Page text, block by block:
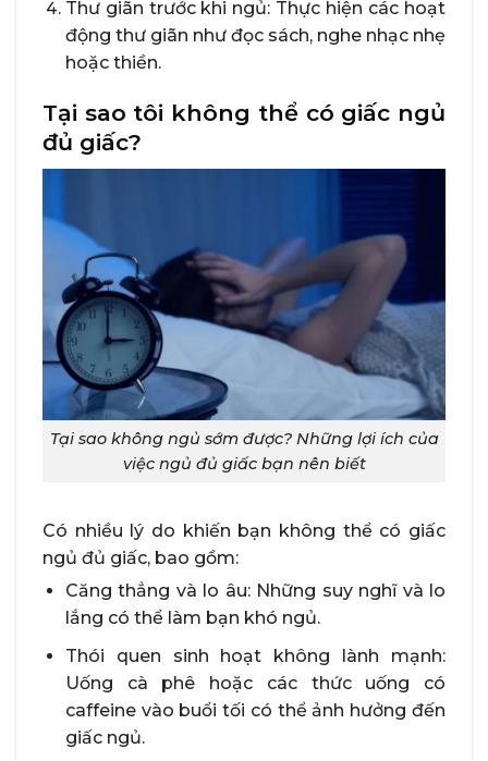
Thư giãn trước khi ngủ: Thực hiện các hoạt
động thư giãn như đọc sách, nghe nhạc nhẹ
hoặc thiền.
Tại sao tôi không thể có giấc ngủ
đủ giấc?
Tại sao không ngủ sớm được? Những lợi ích của
việc ngủ đủ giấc bạn nên biết
Có nhiều lý do khiến bạn không thể có giấc
ngủ đủ giấc, bao gồm:
Căng thẳng và lo âu: Những suy nghĩ và lo
lắng có thể làm bạn khó ngủ.
Thói quen sinh hoạt không lành mạnh:
Uống cà phê hoặc các thức uống có
caffeine vào buổi tối có thể ảnh hưởng đến
giấc ngủ.